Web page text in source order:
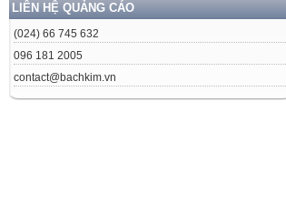
LIÊN HỆ QUẢNG CÁO
(024) 66 745 632
096 181 2005
contact@bachkim.vn